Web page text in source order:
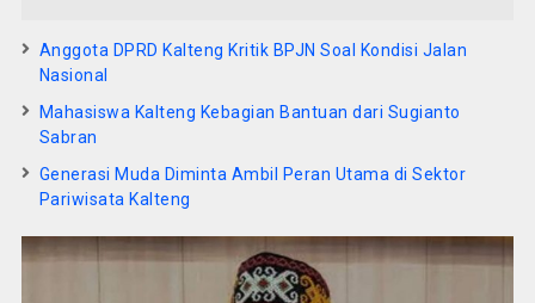
Anggota DPRD Kalteng Kritik BPJN Soal Kondisi Jalan
Nasional
Mahasiswa Kalteng Kebagian Bantuan dari Sugianto
Sabran
Generasi Muda Diminta Ambil Peran Utama di Sektor
Pariwisata Kalteng